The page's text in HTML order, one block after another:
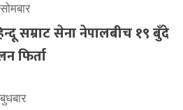
सम्राट सेना नेपालबीच १९ बुँदे
फिर्ता